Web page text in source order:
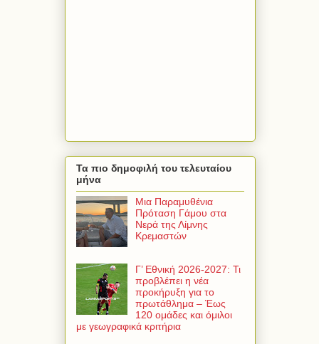
Τα πιο δημοφιλή του τελευταίου
μήνα
Μια Παραμυθένια
Πρόταση Γάμου στα
Νερά της Λίμνης
Κρεμαστών
Γ’ Εθνική 2026-2027: Τι
προβλέπει η νέα
προκήρυξη για το
πρωτάθλημα – Έως
120 ομάδες και όμιλοι
με γεωγραφικά κριτήρια